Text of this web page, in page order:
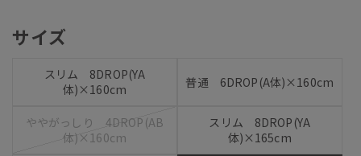
サイズ
スリム 8DROP(YA
体)×160cm
普通 6DROP(A体)×160cm
ややがっしり 4DROP(AB
体)×160cm
スリム 8DROP(YA
体)×165cm